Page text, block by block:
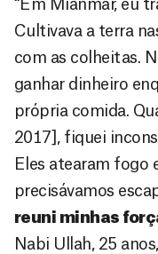
“Em Mianmar, eu
Cultivava a terra
com as colheitas.
ganhar dinheiro
própria comida.
2017], fiquei
Eles atearam fogo
precisávamos
reuni minhas
Nabi Ullah, 25